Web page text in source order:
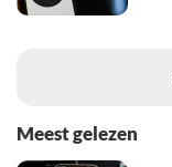
Meest gelezen